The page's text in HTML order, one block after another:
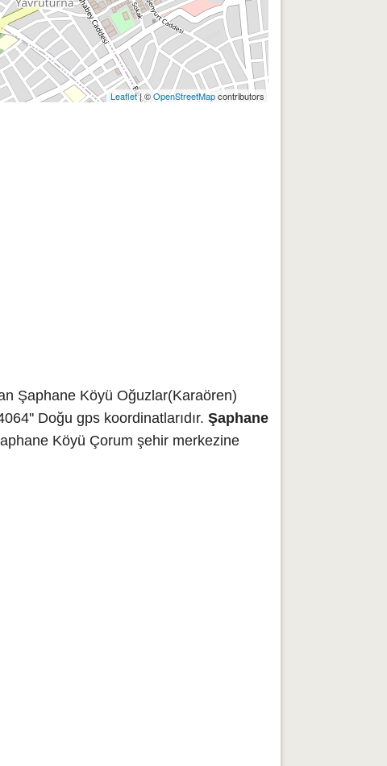
Leaflet| ©OpenStreetMapcontributors
Şaphane Köyü Oğuzlar(Karaören)
Doğu gps koordinatlarıdır. Şaphane
Köyü Çorum şehir merkezine